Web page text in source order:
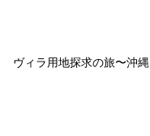
ヴィラ用地探求の旅〜沖縄